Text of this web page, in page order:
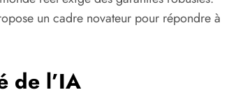
un cadre novateur pour répondre à
de l’IA